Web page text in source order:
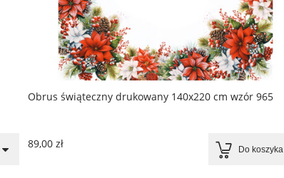
Obrus świąteczny drukowany 140x220 cm wzór 965
89,00 zł Do koszyka